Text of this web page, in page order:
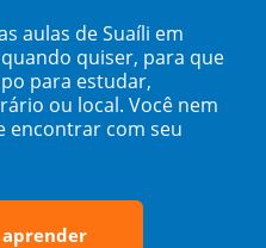
aulas de Suaíli em
quiser, para que
para estudar,
ou local. Você nem
encontrar com seu
aprender